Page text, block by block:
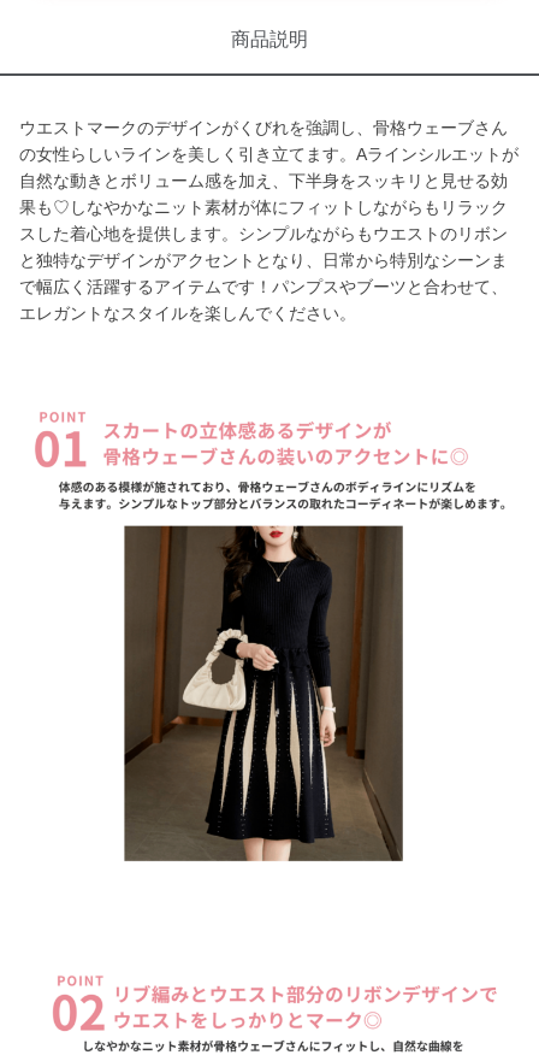
商品説明
ウエストマークのデザインがくびれを強調し、骨格ウェーブさん
の女性らしいラインを美しく引き立てます。Aラインシルエットが
自然な動きとボリューム感を加え、下半身をスッキリと見せる効
果も♡しなやかなニット素材が体にフィットしながらもリラック
スした着心地を提供します。シンプルながらもウエストのリボン
と独特なデザインがアクセントとなり、日常から特別なシーンま
で幅広く活躍するアイテムです！パンプスやブーツと合わせて、
エレガントなスタイルを楽しんでください。